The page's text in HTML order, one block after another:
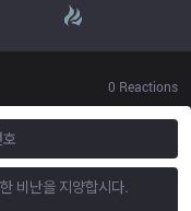
0 Reactions